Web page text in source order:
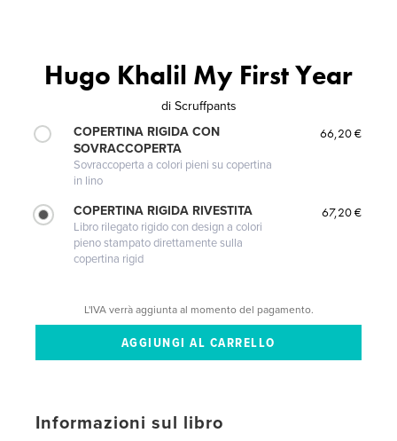
Hugo Khalil My First Year
di Scruffpants
COPERTINA RIGIDA CON
SOVRACCOPERTA
Sovraccoperta a colori pieni su copertina
in lino
66,20 €
COPERTINA RIGIDA RIVESTITA
Libro rilegato rigido con design a colori
pieno stampato direttamente sulla
copertina rigid
67,20 €
L'IVA verrà aggiunta al momento del pagamento.
Informazioni sul libro